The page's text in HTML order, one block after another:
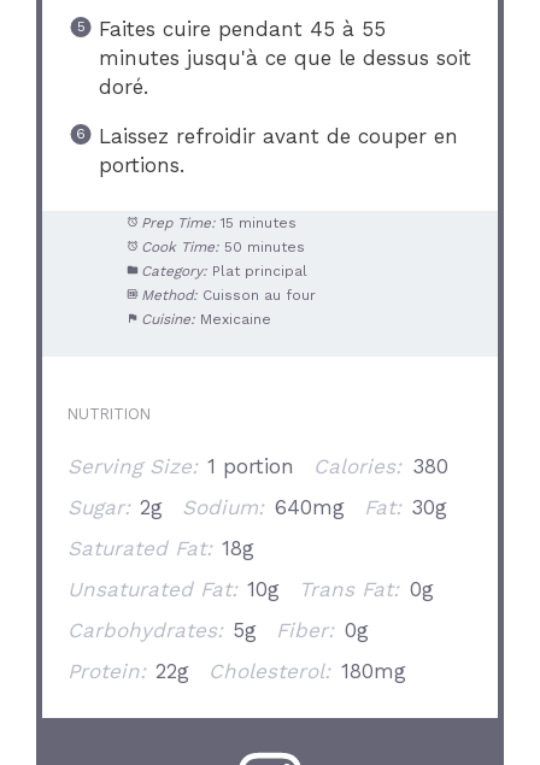
Faites cuire pendant 45 à 55
minutes jusqu'à ce que le dessus soit
doré.
Laissez refroidir avant de couper en
portions.
Prep Time: 15 minutes
Cook Time: 50 minutes
Category: Plat principal
Method: Cuisson au four
Cuisine: Mexicaine
NUTRITION
Serving Size: 1 portion Calories: 380
Sugar: 2g Sodium: 640mg Fat: 30g
Saturated Fat: 18g
Unsaturated Fat: 10g Trans Fat: 0g
Carbohydrates: 5g Fiber: 0g
Protein: 22g Cholesterol: 180mg